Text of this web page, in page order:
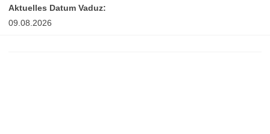
Aktuelles Datum Vaduz:
09.08.2026